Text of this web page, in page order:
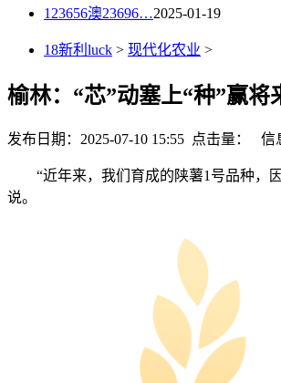
123656澳23696…2025-01-19
18新利luck > 现代化农业 >
榆林：“芯”动塞上“种”赢将
发布日期：2025-07-10 15:55 点击量： 信
“近年来，我们育成的陕薯1号品种，因
说。